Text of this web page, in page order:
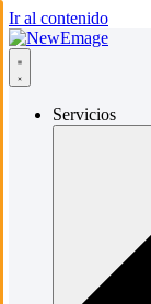
Ir al contenido
Servicios